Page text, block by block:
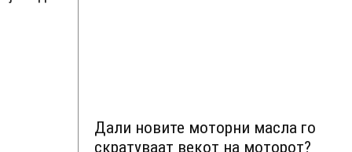
Дали новите моторни масла го
скратуваат векот на моторот?